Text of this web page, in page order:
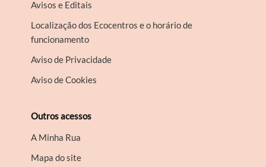
Avisos e Editais
Localização dos Ecocentros e o horário de
funcionamento
Aviso de Privacidade
Aviso de Cookies
Outros acessos
A Minha Rua
Mapa do site